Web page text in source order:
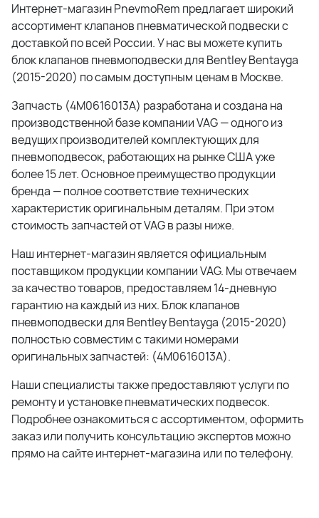
Интернет-магазин PnevmoRem предлагает широкий
ассортимент клапанов пневматической подвески с
доставкой по всей России. У нас вы можете купить
блок клапанов пневмоподвески для Bentley Bentayga
(2015-2020) по самым доступным ценам в Москве.
Запчасть (4M0616013A) разработана и создана на
производственной базе компанииVAG— одного из
ведущих производителей комплектующих для
пневмоподвесок, работающих на рынке США уже
более 15 лет. Основное преимущество продукции
бренда — полное соответствие технических
характеристик оригинальным деталям. При этом
стоимость запчастей отVAGв разы ниже.
Наш интернет-магазин является официальным
поставщиком продукции компанииVAG. Мы отвечаем
за качество товаров, предоставляем 14-дневную
гарантию на каждый из них. Блок клапанов
пневмоподвески для Bentley Bentayga (2015-2020)
полностью совместим с такими номерами
оригинальных запчастей: (4M0616013A).
Наши специалисты также предоставляют услуги по
ремонту и установке пневматических подвесок.
Подробнее ознакомиться с ассортиментом, оформить
заказ или получить консультацию экспертов можно
прямо на сайте интернет-магазина или по телефону.